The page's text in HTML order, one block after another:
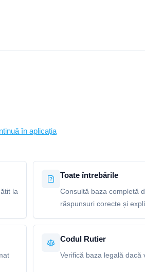
în aplicația
la
Toate întrebările
Consultă baza completă
răspunsuri corecte și
Codul Rutier
Verifică baza legală dacă